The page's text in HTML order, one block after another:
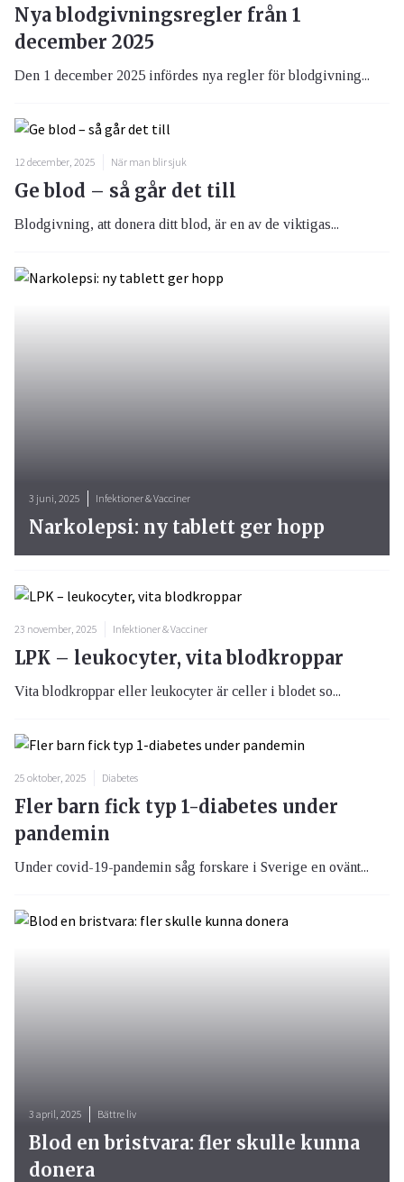
Nya blodgivningsregler från 1
december 2025
Den 1 december 2025 infördes nya regler för blodgivning...
12 december, 2025 När man blir sjuk
Ge blod – så går det till
Blodgivning, att donera ditt blod, är en av de viktigas...
23 november, 2025 Infektioner & Vacciner
LPK – leukocyter, vita blodkroppar
Vita blodkroppar eller leukocyter är celler i blodet so...
25 oktober, 2025 Diabetes
Fler barn fick typ 1-diabetes under
pandemin
Under covid-19-pandemin såg forskare i Sverige en ovänt...
3 juni, 2025 Infektioner & Vacciner
Narkolepsi: ny tablett ger hopp
3 april, 2025 Bättre liv
Blod en bristvara: fler skulle kunna
donera